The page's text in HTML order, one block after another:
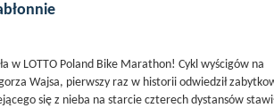
w LOTTO Poland Bike Marathon! Cykl wyścigów na
Wajsa, pierwszy raz w historii odwiedził
się z nieba na starcie czterech dystansów